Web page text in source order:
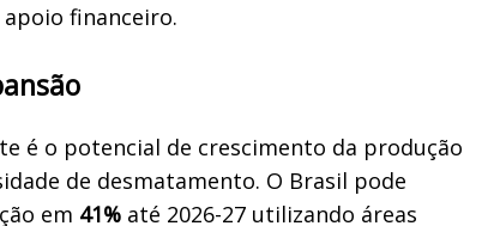
financeiro.
é o potencial de crescimento da produção
de desmatamento. O Brasil pode
em 41% até 2026-27 utilizando áreas